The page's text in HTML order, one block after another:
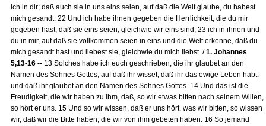
ich in dir; daß auch sie in uns eins seien, auf daß die Welt glaube, du habest
mich gesandt. 22 Und ich habe ihnen gegeben die Herrlichkeit, die du mir
gegeben hast, daß sie eins seien, gleichwie wir eins sind, 23 ich in ihnen und
du in mir, auf daß sie vollkommen seien in eins und die Welt erkenne, daß du
mich gesandt hast und liebest sie, gleichwie du mich liebst. /1. Johannes
5,13-16 -- 13 Solches habe ich euch geschrieben, die ihr glaubet an den
Namen des Sohnes Gottes, auf daß ihr wisset, daß ihr das ewige Leben habt,
und daß ihr glaubet an den Namen des Sohnes Gottes. 14 Und das ist die
Freudigkeit, die wir haben zu ihm, daß, so wir etwas bitten nach seinem Willen,
so hört er uns. 15 Und so wir wissen, daß er uns hört, was wir bitten, so wissen
wir, daß wir die Bitte haben, die wir von ihm gebeten haben. 16 So jemand